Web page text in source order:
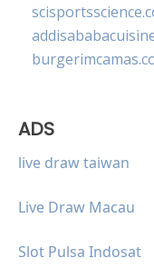
ADS
live draw taiwan
Live Draw Macau
Slot Pulsa Indosat